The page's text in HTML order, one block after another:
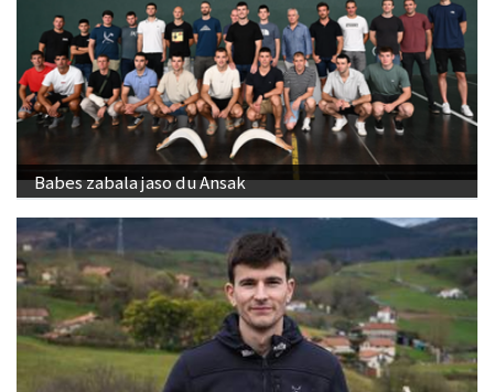
Babes zabala jaso du Ansak